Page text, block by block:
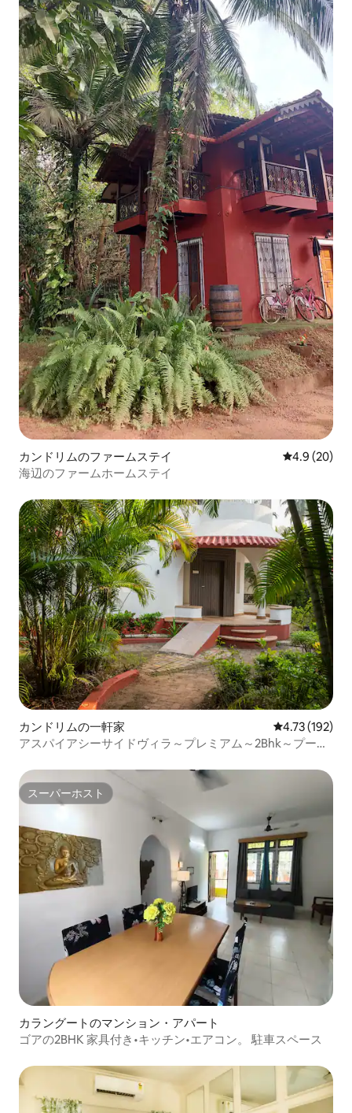
カンドリムのファームステイ レビュー20
4.9 (20)
海辺のファームホームステイ
カンドリムの一軒家 レビュー192
4.73 (192)
アスパイアシーサイドヴィラ～プレミアム～2Bhk～プール
スーパーホスト
スーパーホスト
カラングートのマンション・アパート
ゴアの2BHK 家具付き•キッチン•エアコン。 駐車スペース